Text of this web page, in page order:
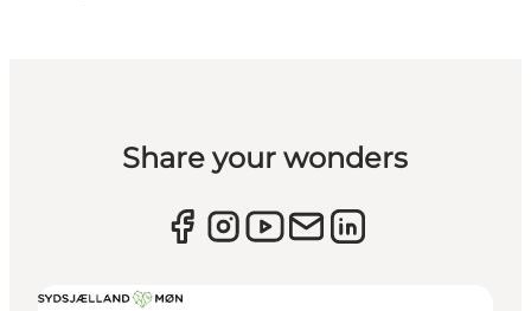
Share your wonders